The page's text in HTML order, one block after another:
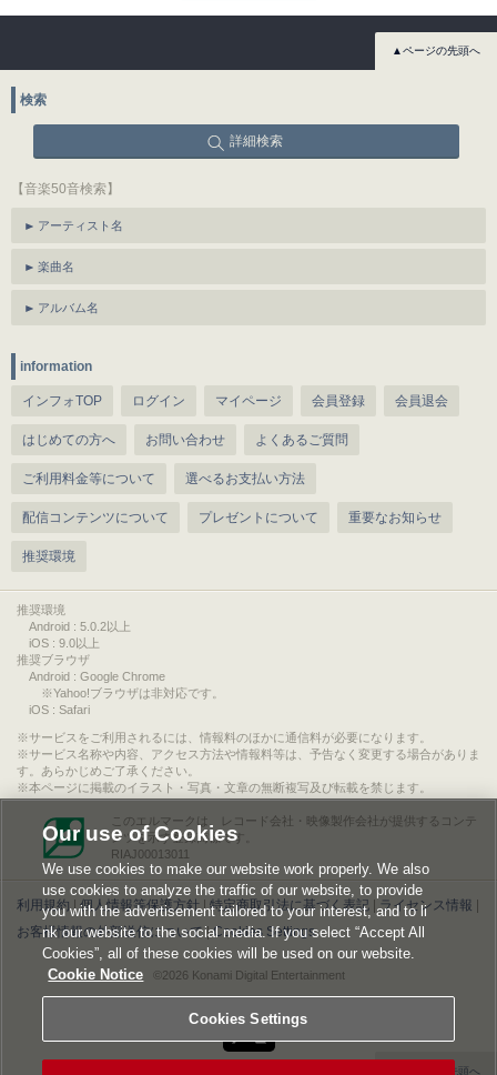
▲ページの先頭へ
検索
詳細検索
【音楽50音検索】
アーティスト名
楽曲名
アルバム名
information
インフォTOP ログイン マイページ 会員登録 会員退会
はじめての方へ お問い合わせ よくあるご質問
ご利用料金等について 選べるお支払い方法
配信コンテンツについて プレゼントについて 重要なお知らせ
推奨環境
推奨環境
Android : 5.0.2以上
iOS : 9.0以上
推奨ブラウザ
Android : Google Chrome
※Yahoo!ブラウザは非対応です。
iOS : Safari
サービスをご利用されるには、情報料のほかに通信料が必要になります。
サービス名称や内容、アクセス方法や情報料等は、予告なく変更する場合がありま
す。あらかじめご了承ください。
本ページに掲載のイラスト・写真・文章の無断複写及び転載を禁じます。
このエルマークは、レコード会社・映像製作会社が提供するコンテ
ンツを示す登録商標です。
RIAJ00013011
利用規約|個人情報等保護方針|特定商取引法に基づく表記 |ライセンス情報
お客様情報の外部送信について|Cookies Settings
©2026 Konami Digital Entertainment
▲ページの先頭へ
Our use of Cookies
We use cookies to make our website work properly. We also
use cookies to analyze the traffic of our website, to provide
you with the advertisement tailored to your interest, and to li
nk our website to the social media. If you select “Accept All
Cookies”, all of these cookies will be used on our website.
Cookie Notice
Cookies Settings